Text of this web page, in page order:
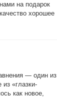
на подарок
хорошее
— один из
«глазки-
как новое,